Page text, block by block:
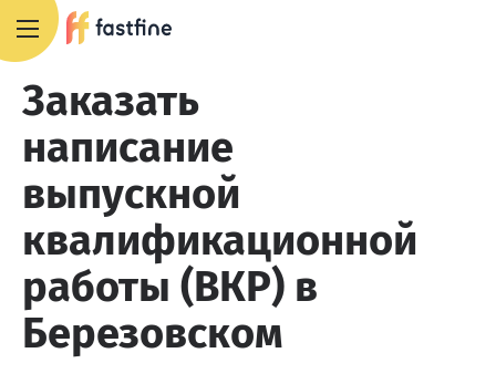
Заказать
написание
выпускной
квалификационной
работы (ВКР) в
Березовском